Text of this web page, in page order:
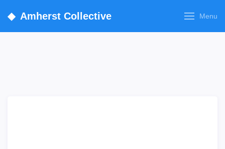
◆ Amherst Collective Menu